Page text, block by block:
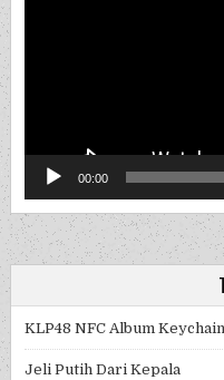
00:00
KLP48 NFC Album Keychain
Jeli Putih Dari Kepala